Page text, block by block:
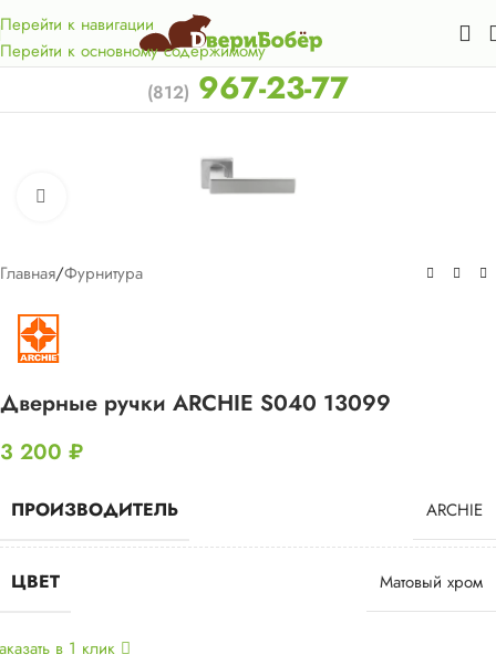
Перейти к навигации
Перейти к основному содержимому
км. от КАД.
(812) 967-23-77
Нажмите, чтобы увеличить
Главная/Фурнитура
Дверные ручки ARCHIE S040 13099
3 200 ₽
ПРОИЗВОДИТЕЛЬ ARCHIE
ЦВЕТ Матовый хром
в 1 клик